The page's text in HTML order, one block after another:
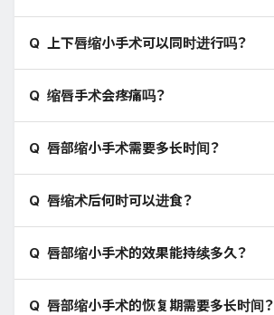
上下唇缩小手术可以同时进行吗？
缩唇手术会疼痛吗？
唇部缩小手术需要多长时间？
唇缩术后何时可以进食？
唇部缩小手术的效果能持续多久？
唇部缩小手术的恢复期需要多长时间？